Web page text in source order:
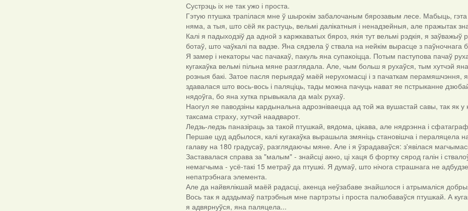
Сустрэць іх не так ужо і проста.
Гэтую птушка трапілася мне ў шырокім забалочаным бярозавым лесе. Мабыць,
няма, а тыя, што сёй як растуць, вельмі далікатныя і ненадзейныя, але пражытак
Калі я падыходзіў да адной з каржкаватых бяроз, якія тут вельмі рэдкія, я заўважыў
ботаў, што чаўкалі па вадзе. Яна сядзела ў ствала на нейкім вырасце з паўночнага
Я замер і некаторы час пачакаў, пакуль яна супакоіцца. Потым паступова пачаў
кугакаўка вельмі пільна мяне разглядала. Але, чым больш я рухаўся, тым хутчэй
розныя бакі. Затое пасля перыядаў маёй нерухомасці і з пачаткам перамяшчэння,
здавалася што вось-вось і паляціць, тады можна пачуць нават яе пстрыканне
нядоўга, бо яна хутка прывыкала да маiх рухаў.
Наогул яе паводзіны кардынальна адрозніваецца ад той жа вушастай савы, так як
таксама страху, хутчэй наадварот.
Ледзь-ледзь паназіраць за такой птушкай, вядома, цікава, але нядрэнна і
Першае цуд адбылося, калі кугакаўка вырашыла змяніць становішча і пераляцела
галаву на 180 градусаў, разглядаючы мяне. Але і я ўзрадаваўся: з'явілася
Заставалася справа за "малым" - знайсці акно, ці хаця б фортку сярод галін і
немагчыма - усё-такі 15 метраў да птушкі. Я думаў, што нічога страшнага не
непатрэбнага элемента.
Але да найвялікшай маёй радасці, акенца неўзабаве знайшлося і атрымаліся
Вось так я адздымаў патрэбныя мне партрэты і проста палюбаваўся птушкай. А
я адвярнуўся, яна паляцела...